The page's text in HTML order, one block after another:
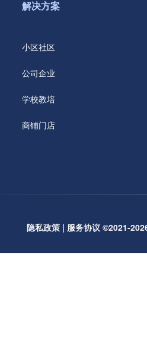
解决方案
小区社区
公司企业
学校教培
商铺门店
隐私政策 | 服务协议 ©2021-